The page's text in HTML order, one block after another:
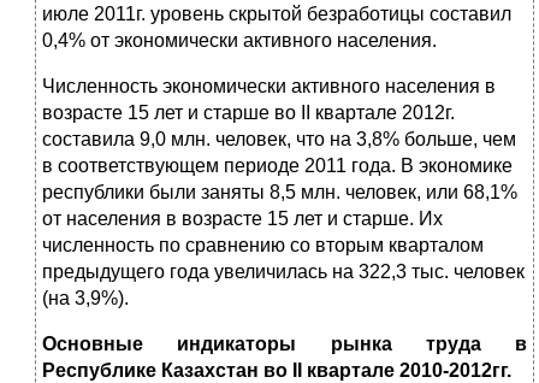
июле 2011г. уровень скрытой безработицы составил
0,4% от экономически активного населения.
Численность экономически активного населения в
возрасте 15 лет и старше во II квартале 2012г.
составила 9,0 млн. человек, что на 3,8% больше, чем
в соответствующем периоде 2011 года. В экономике
республики были заняты 8,5 млн. человек, или 68,1%
от населения в возрасте 15 лет и старше. Их
численность по сравнению со вторым кварталом
предыдущего года увеличилась на 322,3 тыс. человек
(на 3,9%).
Основные индикаторы рынка труда в
Республике Казахстан во II квартале 2010-2012гг.